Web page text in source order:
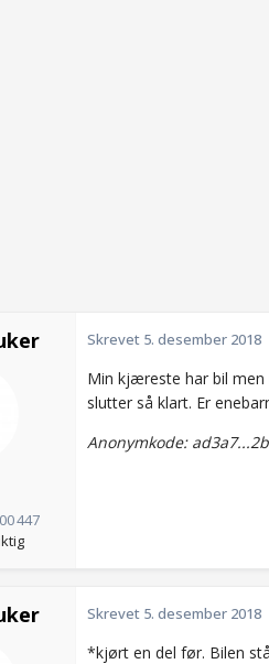
447
Skrevet 5. desember 2018
Min kjæreste har bil men
slutter så klart. Er
Anonymkode:
Skrevet 5. desember 2018
*kjørt en del før. Bilen